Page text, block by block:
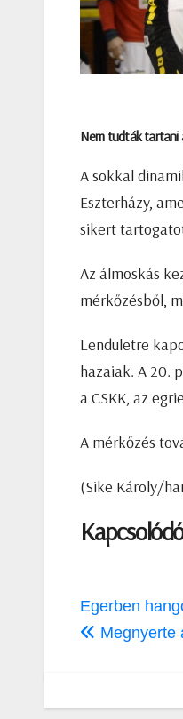
Nem tudták tartani
A sokkal
Eszterházy,
sikert
Az álmoskás
mérkőzésből,
Lendületre
hazaiak. A 20.
a CSKK, az
A mérkőzés
(Sike Károly/
Bejegyzés
navigáció
Egerben
Megnyerte